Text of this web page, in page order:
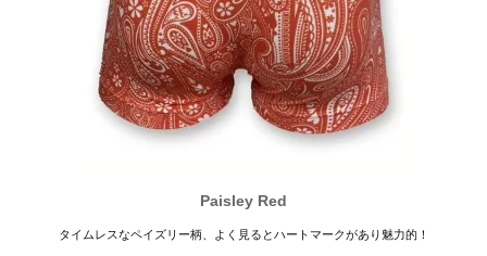
Paisley Red
タイムレスなペイズリー柄、よく見るとハートマークがあり魅力的！